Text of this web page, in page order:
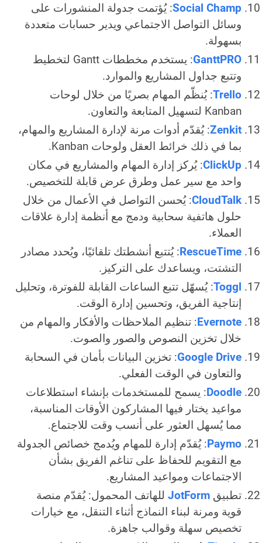
Social Champ: يُؤتمت جدولة المنشورات على
وسائل التواصل الاجتماعي ويدير حسابات متعددة
بسهولة.
GanttPRO
: يستخدم مخططات Gantt لتخطيط
وتتبع جداول المشاريع والموارد.
Trello: يُنظّم المهام بصريًا من خلال لوحات
Kanban لتسهيل المتابعة والتعاون.
Zenkit: يُقدّم أدوات مرنة لإدارة المشاريع والمهام،
بما في ذلك خرائط العقل ولوحات Kanban.
ClickUp: يُركز إدارة المهام والمشاريع في مكان
واحد مع سير عمل وطرق عرض قابلة للتخصيص.
CloudTalk: يُحسن التواصل في الأعمال من خلال
حلول هاتفية سحابية ودمج مع أنظمة إدارة علاقات
العملاء.
RescueTime: يُتتبع أنشطتك تلقائيًا، ويُحدد مصادر
التشتت، ويساعدك على التركيز.
Toggl: يُسهّل تتبع الساعات القابلة للفوترة، وتحليل
إنتاجية الفريق، وتحسين إدارة الوقت.
Evernote: تنظيم الملاحظات والأفكار والمهام من
خلال تخزين النصوص والصور والصوت.
Google Drive: تخزين البيانات بأمان في السحابة
والتعاون في الوقت الفعلي.
Doodle: يسمح للمستخدمات بإنشاء استطلاعات
مواعيد يختار فيها المشاركون الأوقات المناسبة،
مما يُسهل العثور على أنسب وقت للاجتماع.
Paymo: يُقدّم إدارة للمهام ويُدمج خصائص الجدولة
مع التقويم للحفاظ على تناغم الفريق بشأن
الاجتماعات ومواعيد المشاريع.
تطبيق JotForm للهاتف المحمول: يُقدّم منصة
قوية ومرنة لبناء النماذج أثناء التنقل، مع خيارات
تخصيص سهلة وقوالب جاهزة.